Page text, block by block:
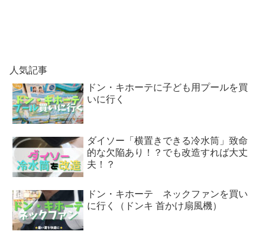
人気記事
ドン・キホーテに子ども用プールを買
いに行く
ダイソー「横置きできる冷水筒」致命
的な欠陥あり！？でも改造すれば大丈
夫！？
ドン・キホーテ ネックファンを買い
に行く（ドンキ 首かけ扇風機）